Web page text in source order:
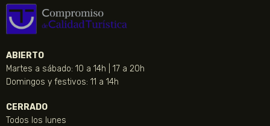
ABIERTO
Martes a sábado: 10 a 14h | 17 a 20h
Domingos y festivos: 11 a 14h
CERRADO
Todos los lunes